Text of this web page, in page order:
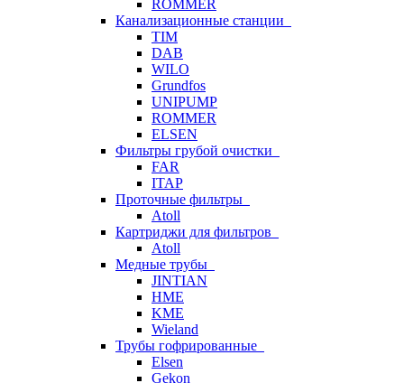
ROMMER
Канализационные станции
TIM
DAB
WILO
Grundfos
UNIPUMP
ROMMER
ELSEN
Фильтры грубой очистки
FAR
ITAP
Проточные фильтры
Atoll
Картриджи для фильтров
Atoll
Медные трубы
JINTIAN
HME
KME
Wieland
Трубы гофрированные
Elsen
Gekon